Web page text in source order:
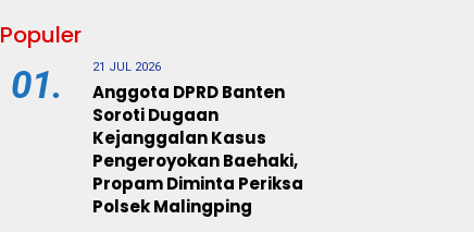
Populer
01. 21 JUL 2026
Anggota DPRD Banten
Soroti Dugaan
Kejanggalan Kasus
Pengeroyokan Baehaki,
Propam Diminta Periksa
Polsek Malingping